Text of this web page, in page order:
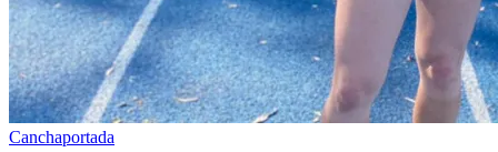
Canchaportada